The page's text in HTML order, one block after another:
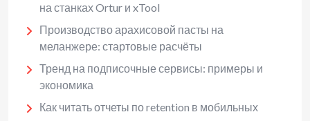
на станках Ortur и xTool
Производство арахисовой пасты на
меланжере: стартовые расчёты
Тренд на подписочные сервисы: примеры и
экономика
Как читать отчеты по retention в мобильных